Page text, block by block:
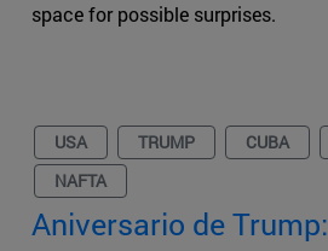
space for possible surprises.
USA TRUMP CUBA
NAFTA
Aniversario de Trump: